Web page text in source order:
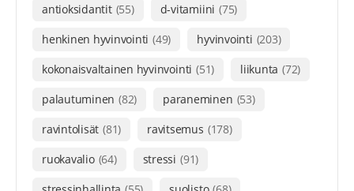
antioksidantit (55) d-vitamiini (75)
henkinen hyvinvointi (49) hyvinvointi (203)
kokonaisvaltainen hyvinvointi (51) liikunta (72)
palautuminen (82) paraneminen (53)
ravintolisät (81) ravitsemus (178)
ruokavalio (64) stressi (91)